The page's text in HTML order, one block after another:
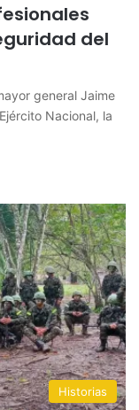
del
general Jaime
Nacional, la
Historias